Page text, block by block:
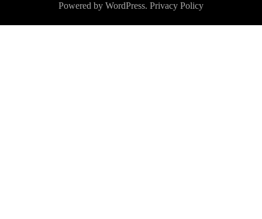
Powered by WordPress. Privacy Policy